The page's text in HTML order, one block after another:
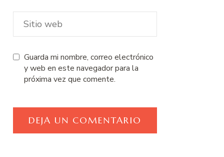
Guarda mi nombre, correo electrónico
y web en este navegador para la
próxima vez que comente.